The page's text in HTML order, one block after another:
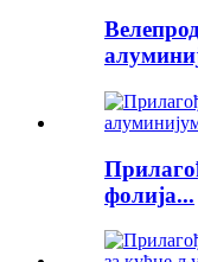
фолија...